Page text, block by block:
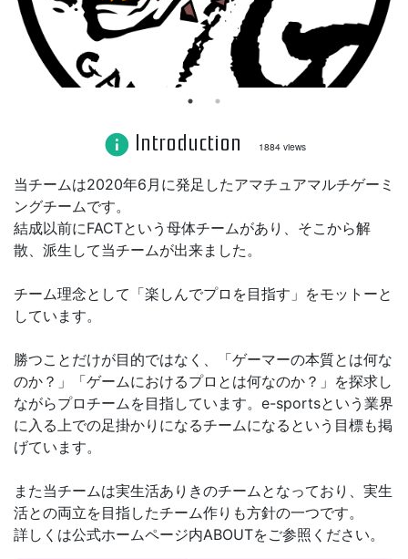
info Introduction 1884 views
当チームは2020年6月に発足したアマチュアマルチゲーミ
ングチームです。
結成以前にFACTという母体チームがあり、そこから解
散、派生して当チームが出来ました。
チーム理念として「楽しんでプロを目指す」をモットーと
しています。
勝つことだけが目的ではなく、「ゲーマーの本質とは何な
のか？」「ゲームにおけるプロとは何なのか？」を探求し
ながらプロチームを目指しています。e-sportsという業界
に入る上での足掛かりになるチームになるという目標も掲
げています。
また当チームは実生活ありきのチームとなっており、実生
活との両立を目指したチーム作りも方針の一つです。
詳しくは公式ホームページ内ABOUTをご参照ください。